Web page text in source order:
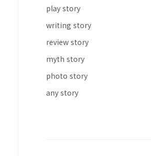
play story
writing story
review story
myth story
photo story
any story